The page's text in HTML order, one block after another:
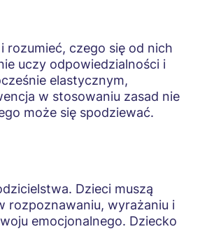
rozumieć, czego się od nich
uczy odpowiedzialności i
elastycznym,
w stosowaniu zasad nie
może się spodziewać.
Dzieci muszą
rozpoznawaniu, wyrażaniu i
emocjonalnego. Dziecko